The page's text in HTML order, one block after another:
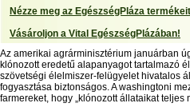
Nézze meg az EgészségPláza
Vásároljon a Vital EgészségPlázában!
Az amerikai agrárminisztérium januárban
klónozott eredetű alapanyagot tartalmazó
szövetségi élelmiszer-felügyelet hivatalos
fogyasztása biztonságos. A washingtoni
farmereket, hogy „klónozott állataikat teljes